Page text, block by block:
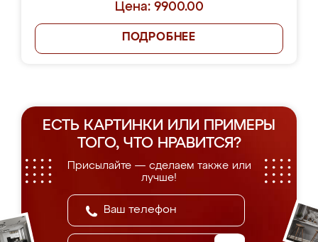
Цена: 9900.00
ПОДРОБНЕЕ
ЕСТЬ КАРТИНКИ ИЛИ ПРИМЕРЫ
ТОГО, ЧТО НРАВИТСЯ?
Присылайте — сделаем также или
лучше!